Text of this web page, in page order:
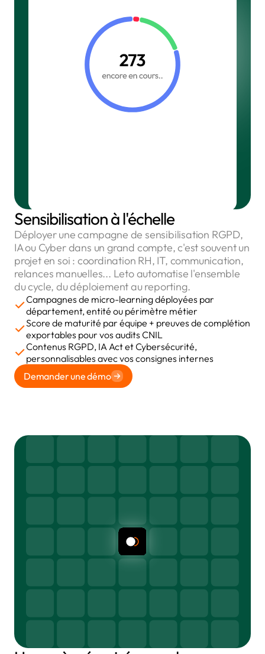
Sensibilisation à l'échelle
Déployer une campagne de sensibilisation RGPD,
IA ou Cyber dans un grand compte, c'est souvent un
projet en soi : coordination RH, IT, communication,
relances manuelles... Leto automatise l'ensemble
du cycle, du déploiement au reporting.
Campagnes de micro-learning déployées par
département, entité ou périmètre métier
Score de maturité par équipe + preuves de complétion
exportables pour vos audits CNIL
Contenus RGPD, IA Act et Cybersécurité,
personnalisables avec vos consignes internes
Demander une démo